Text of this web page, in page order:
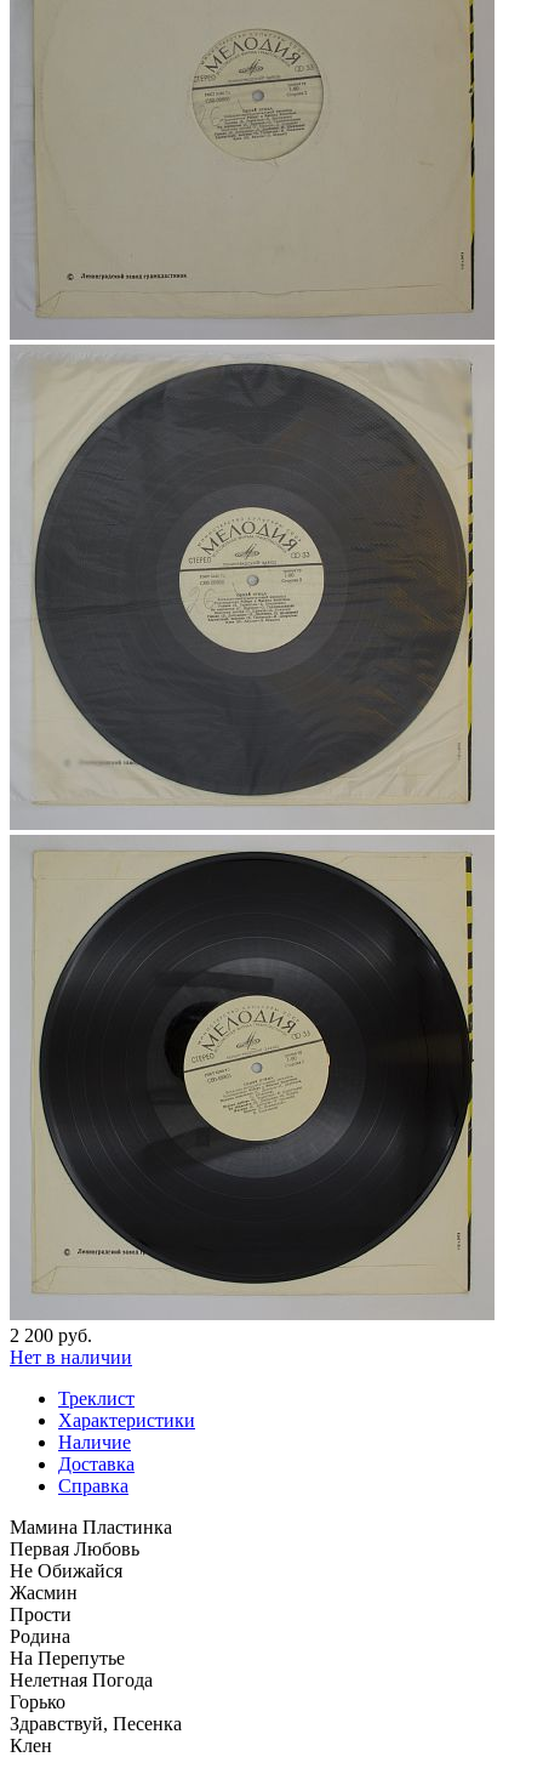
2 200 руб.
Нет в наличии
Треклист
Характеристики
Наличие
Доставка
Справка
Мамина Пластинка
Первая Любовь
Не Обижайся
Жасмин
Прости
Родина
На Перепутье
Нелетная Погода
Горько
Здравствуй, Песенка
Клен